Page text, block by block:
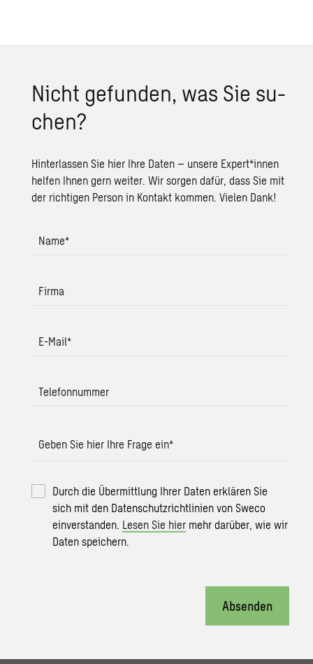
Nicht ge­fun­den, was Sie su­
chen?
Hinterlassen Sie hier Ihre Daten – unsere Expert*innen
helfen Ihnen gern weiter. Wir sorgen dafür, dass Sie mit
der richtigen Person in Kontakt kommen. Vielen Dank!
Name*
Firma
E-Mail*
Telefonnummer
Geben Sie hier Ihre Frage ein*
Durch die Übermittlung Ihrer Daten erklären Sie
sich mit den Datenschutzrichtlinien von Sweco
einverstanden. Lesen Sie hier mehr darüber, wie wir
Daten speichern.
Absenden